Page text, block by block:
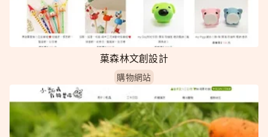
菓森林文創設計
購物網站